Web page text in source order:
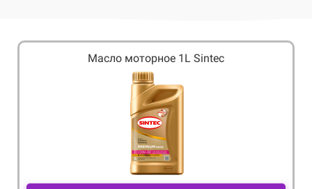
Масло моторное 1L Sintec